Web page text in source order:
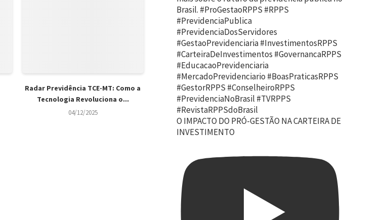
Radar Previdência TCE-MT: Como a
Tecnologia Revoluciona o...
04/12/2025
O IMPACTO DO PRÓ-GESTÃO NA CARTEIRA DE
INVESTIMENTO